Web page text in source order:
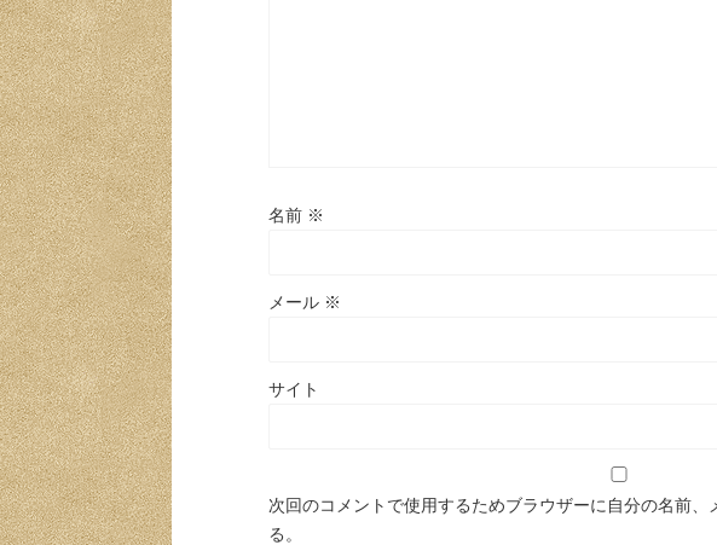
名前 ※
メール ※
サイト
次回のコメントで使用するためブラウザーに自分の名前
る。